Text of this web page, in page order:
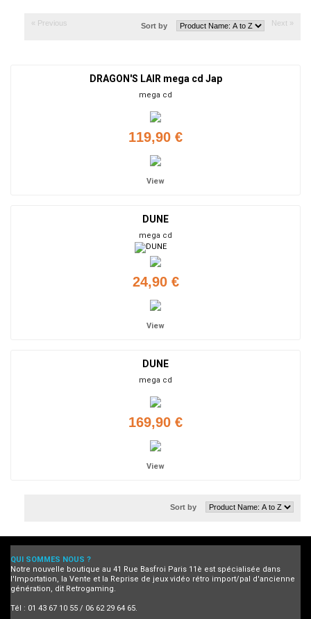
« Previous Next »
Sort by
DRAGON'S LAIR mega cd Jap
mega cd
119,90 €
View
DUNE
mega cd
24,90 €
View
DUNE
mega cd
169,90 €
View
Sort by
QUI SOMMES NOUS ?
Notre nouvelle boutique au 41 Rue Basfroi Paris 11è est spécialisée dans
l'Importation, la Vente et la Reprise de jeux vidéo rétro import/pal d'ancienne
génération, dit Retrogaming.
Tél : 01 43 67 10 55 / 06 62 29 64 65.